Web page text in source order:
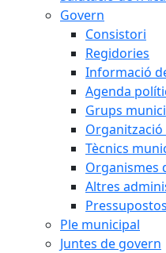
Govern
Consistori
Regidories
Informació
Agenda
Grups
Tècnics
Organismes
Altres
Ple municipal
Juntes de govern